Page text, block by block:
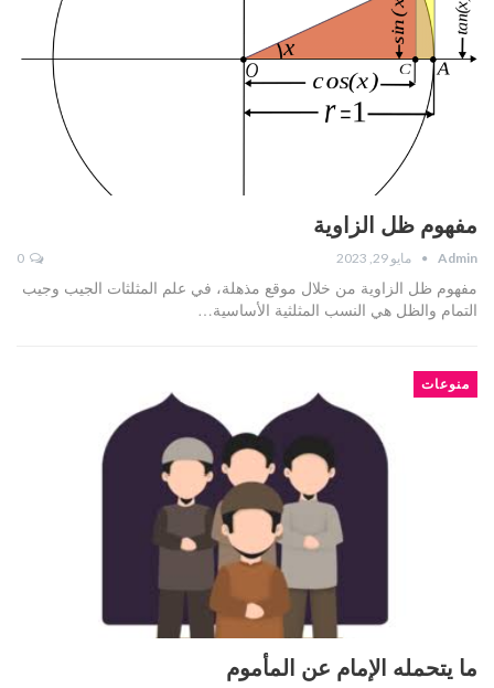
مفهوم ظل الزاوية
Admin مايو 29, 2023
مفهوم ظل الزاوية من خلال موقع مذهلة، في علم المثلثات الجيب وجيب
التمام والظل هي النسب المثلثية الأساسية…
منوعات
ما يتحمله الإمام عن المأموم